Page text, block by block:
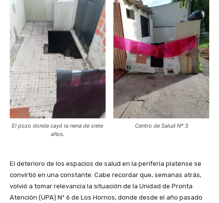
El pozo donde cayó la nena de siete
años.
Centro de Salud Nº 3
El deterioro de los espacios de salud en la periferia platense se
convirtió en una constante. Cabe recordar que, semanas atrás,
volvió a tomar relevancia la situación de la Unidad de Pronta
Atención (UPA) Nº 6 de Los Hornos, donde desde el año pasado